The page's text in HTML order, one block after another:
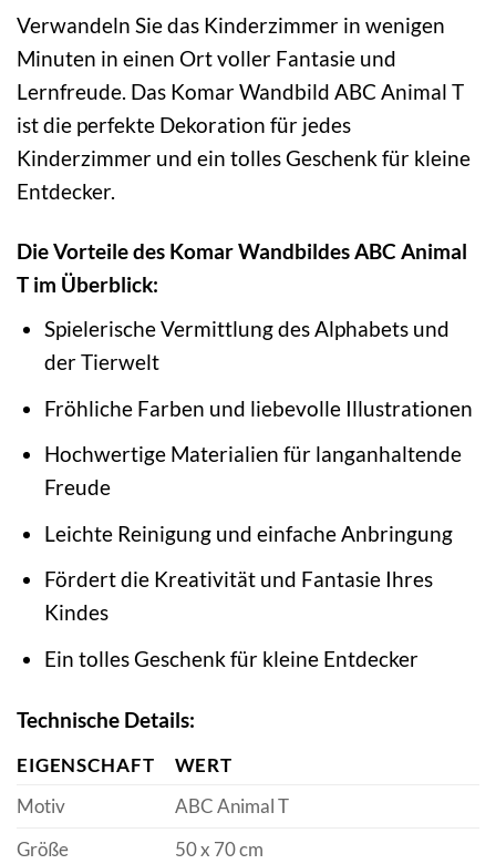
Verwandeln Sie das Kinderzimmer in wenigen
Minuten in einen Ort voller Fantasie und
Lernfreude. Das Komar Wandbild ABC Animal T
ist die perfekte Dekoration für jedes
Kinderzimmer und ein tolles Geschenk für kleine
Entdecker.
Die Vorteile des Komar Wandbildes ABC Animal
T im Überblick:
Spielerische Vermittlung des Alphabets und
der Tierwelt
Fröhliche Farben und liebevolle Illustrationen
Hochwertige Materialien für langanhaltende
Freude
Leichte Reinigung und einfache Anbringung
Fördert die Kreativität und Fantasie Ihres
Kindes
Ein tolles Geschenk für kleine Entdecker
Technische Details:
EIGENSCHAFT
WERT
Motiv
ABC Animal T
Größe
50 x 70 cm